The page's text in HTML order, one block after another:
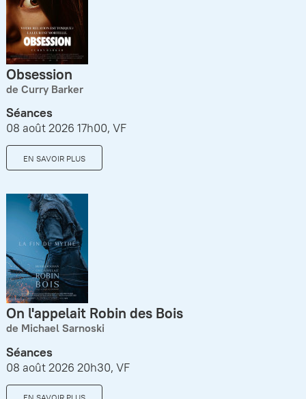
Obsession
de Curry Barker
Séances
08 août 2026 17h00, VF
EN SAVOIR PLUS
On l'appelait Robin des Bois
de Michael Sarnoski
Séances
08 août 2026 20h30, VF